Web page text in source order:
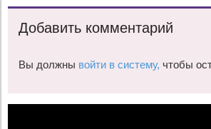
Добавить комментарий
Вы должны войти в систему, чтобы